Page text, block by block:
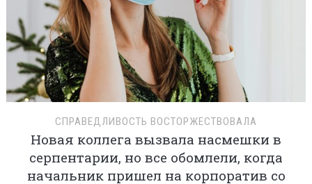
СПРАВЕДЛИВОСТЬ ВОСТОРЖЕСТВОВАЛА
Новая коллега вызвала насмешки в
серпентарии, но все обомлели, когда
начальник пришел на корпоратив со